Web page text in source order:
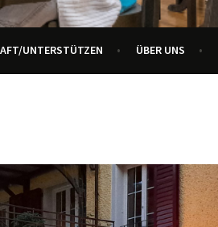
ENNETBADEN
UNTERSTÜTZEN ÜBER UNS